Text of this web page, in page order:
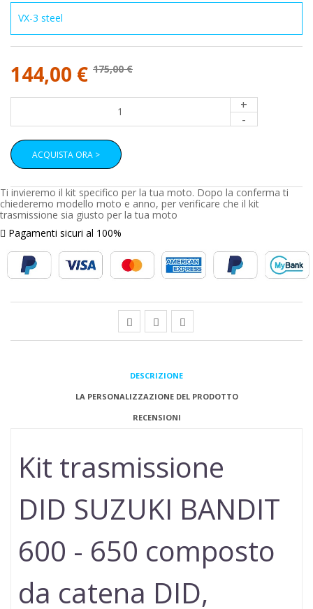
144,00 € 175,00 €
+
-
ACQUISTA ORA >
Ti invieremo il kit specifico per la tua moto. Dopo la conferma ti
chiederemo modello moto e anno, per verificare che il kit
trasmissione sia giusto per la tua moto
Pagamenti sicuri al 100%
DESCRIZIONE
LA PERSONALIZZAZIONE DEL PRODOTTO
RECENSIONI
Kit trasmissione
DID SUZUKI BANDIT
600 - 650 composto
da catena DID,